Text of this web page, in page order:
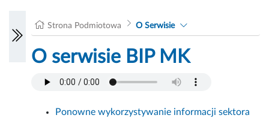
Strona Podmiotowa O Serwisie
O serwisie BIP MK
Ponowne wykorzystywanie informacji sektora